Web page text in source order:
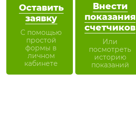
Оставить
заявку
С помощью
простой
формы в
личном
кабинете
Внести
показания
счетчиков
Или
посмотреть
историю
показаний